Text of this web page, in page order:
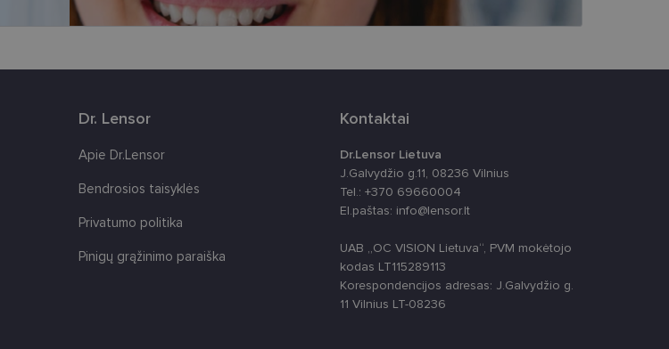
Dr. Lensor
Apie Dr.Lensor
Bendrosios taisyklės
Privatumo politika
Pinigų grąžinimo paraiška
Kontaktai
Dr.Lensor Lietuva
J.Galvydžio g.11, 08236 Vilnius
Tel.: +370 69660004
El.paštas: info@lensor.lt
UAB „OC VISION Lietuva“, PVM mokėtojo
kodas LT115289113
Korespondencijos adresas: J.Galvydžio g.
11 Vilnius LT-08236
Šis slapukas yra susietas su „Django“ žiniatinklio kūrimo platforma,
Slapukas naudojamas unikaliems vartotojams atskirti, atsitiktinai
svetainės našumą ir funkcionalumą, ji yra naudojama vartotojo
patirčiai pagerinti.
Šį slapuką „Cookie-Script.com“ paslauga naudoja lankytojų slapukų
sutikimo nuostatoms prisiminti. Būtina, kad Cookie-Script.com slapukų